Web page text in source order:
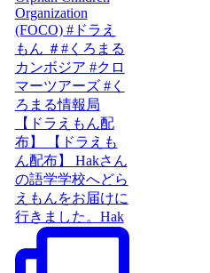
【ドラえもん配
布】 【ドラえも
ん配布】 Hakさん
の語学学校へどら
えもんをお届けに
行きました。Hak